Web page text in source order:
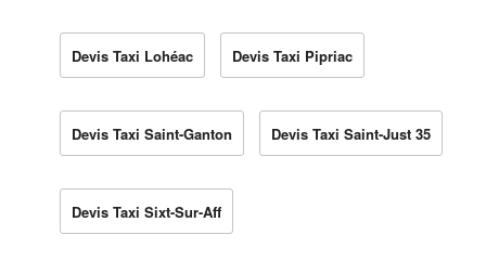
Devis Taxi Lohéac Devis Taxi Pipriac
Devis Taxi Saint-Ganton Devis Taxi Saint-Just 35
Devis Taxi Sixt-Sur-Aff